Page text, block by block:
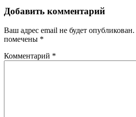
Добавить комментарий
Ваш адрес email не будет опубликован.
помечены *
Комментарий *